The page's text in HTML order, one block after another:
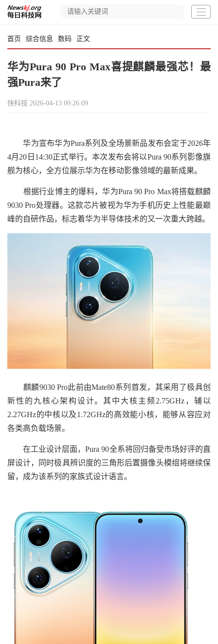
首页 综合信息 数码 正文
华为Pura 90 Pro Max喜提麒麟最强芯！最
强Pura来了
快科技 2026-04-13 09:26:09
华为宣布华为Pura系列及全场景新品发布会定于2026年
4月20日14:30正式举行。本次发布会将以Pura 90系列影像旗
舰为核心，全方位展示华为在移动影像领域的最新成果。
根据行业博主的爆料，华为Pura 90 Pro Max将搭载麒麟
9030 Pro处理器。这款芯片被视为华为手机历史上性能最巅
峰的自研作品，标志着华为半导体技术的又一次重大跨越。
麒麟9030 Pro此前由Mate80系列首发，其采用了极具创
新性的九核心架构设计。其中大核主频2.75GHz，辅以
2.27GHz的中核以及1.72GHz的高效能小核，能够从容应对
各类高负载场景。
在工业设计层面，Pura 90全系将回归备受市场好评的直
屏设计，同时极具辨识度的三角形后置摄像头模组将继续保
留，成为该系列的家族式设计语言。